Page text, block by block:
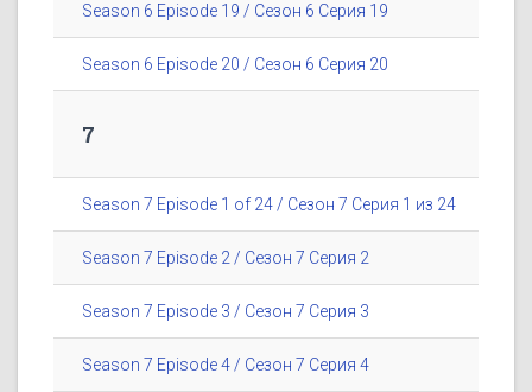
Season 6 Episode 19 / Сезон 6 Серия 19
Season 6 Episode 20 / Сезон 6 Серия 20
7
Season 7 Episode 1 of 24 / Сезон 7 Серия 1 из 24
Season 7 Episode 2 / Сезон 7 Серия 2
Season 7 Episode 3 / Сезон 7 Серия 3
Season 7 Episode 4 / Сезон 7 Серия 4